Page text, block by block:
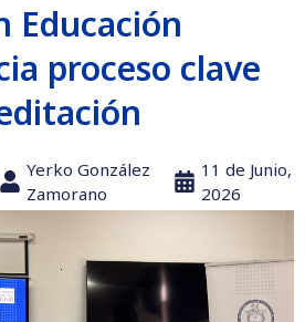
Educación
proceso clave
Yerko González
Zamorano
11 de Junio,
2026